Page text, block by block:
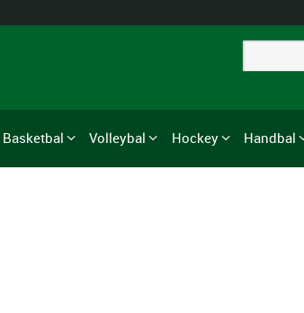
Basketbal Volleybal Hockey Handbal